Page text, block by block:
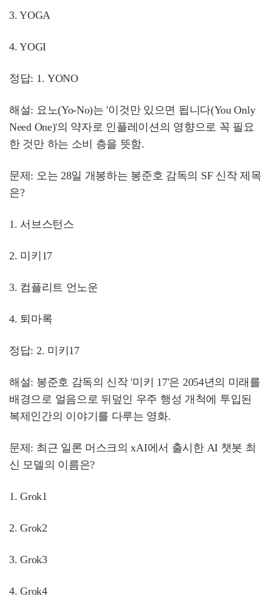
3. YOGA
4. YOGI
정답: 1. YONO
해설: 요노(Yo-No)는 '이것만 있으면 됩니다(You Only
Need One)'의 약자로 인플레이션의 영향으로 꼭 필요
한 것만 하는 소비 층을 뜻함.
문제: 오는 28일 개봉하는 봉준호 감독의 SF 신작 제목
은?
1. 서브스턴스
2. 미키17
3. 컴플리트 언노운
4. 퇴마록
정답: 2. 미키17
해설: 봉준호 감독의 신작 '미키 17'은 2054년의 미래를
배경으로 얼음으로 뒤덮인 우주 행성 개척에 투입된
복제인간의 이야기를 다루는 영화.
문제: 최근 일론 머스크의 xAI에서 출시한 AI 챗봇 최
신 모델의 이름은?
1. Grok1
2. Grok2
3. Grok3
4. Grok4